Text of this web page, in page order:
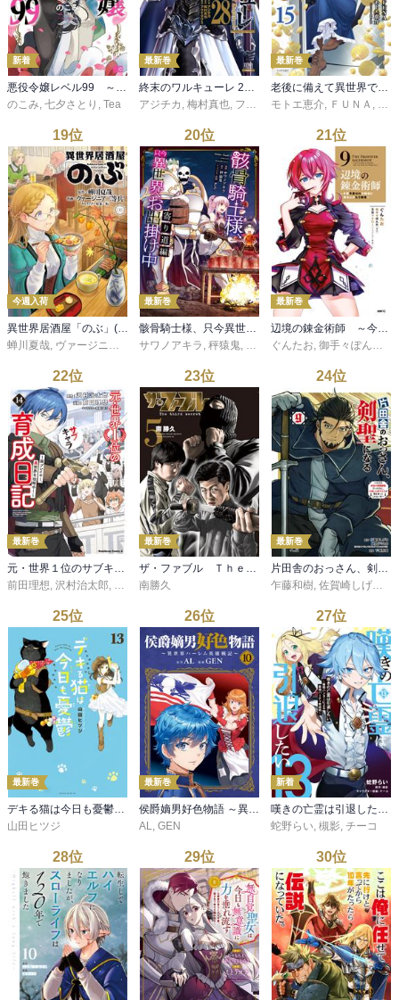
新着
悪役令嬢レベル99 ～私は裏ボスですが魔王ではありません～ その６
のこみ, 七夕さとり , Tea
最新巻
終末のワルキューレ 28巻【特典イラスト付き】
アジチカ , 梅村真也, フクイタクミ
最新巻
老後に備えて異世界で８万枚の金貨を貯めます（１５） 【電子限定描きおろしペーパー付き】
モトエ恵介, ＦＵＮＡ , 東西
19位
今週入荷
異世界居酒屋「のぶ」(22)
蝉川夏哉, ヴァージニア二等兵 ,転
20位
最新巻
骸骨騎士様、只今異世界へお出掛け中 寄り道編
サワノアキラ , 秤猿鬼, KeG
21位
最新巻
辺境の錬金術師 ～今更予算ゼロの職場に戻るとかもう無理～ 9
ぐんたお, 御手々ぽんた
22位
最新巻
元・世界１位のサブキャラ育成日記 ～廃プレイヤー、異世界を攻略中！～ （１４）
前田理想, 沢村治太郎, まろ
23位
最新巻
ザ・ファブル Ｔｈｅ ｔｈｉｒｄ ｓｅｃｒｅｔ（５）
南勝久
24位
最新巻
片田舎のおっさん、剣聖になる～ただの田舎の剣術師範だったのに、大成した弟子たちが俺を放ってくれない件～ 9
乍藤和樹, 佐賀崎しげる
25位
最新巻
山田ヒツジ
26位
最新巻
AL
GEN
27位
新着
蛇野らい 槻影 チーコ
28位 29位 30位